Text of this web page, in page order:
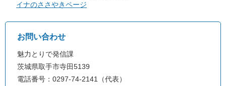
イナのささやきページ
お問い合わせ
魅力とりで発信課
茨城県取手市寺田5139
電話番号：0297-74-2141（代表）